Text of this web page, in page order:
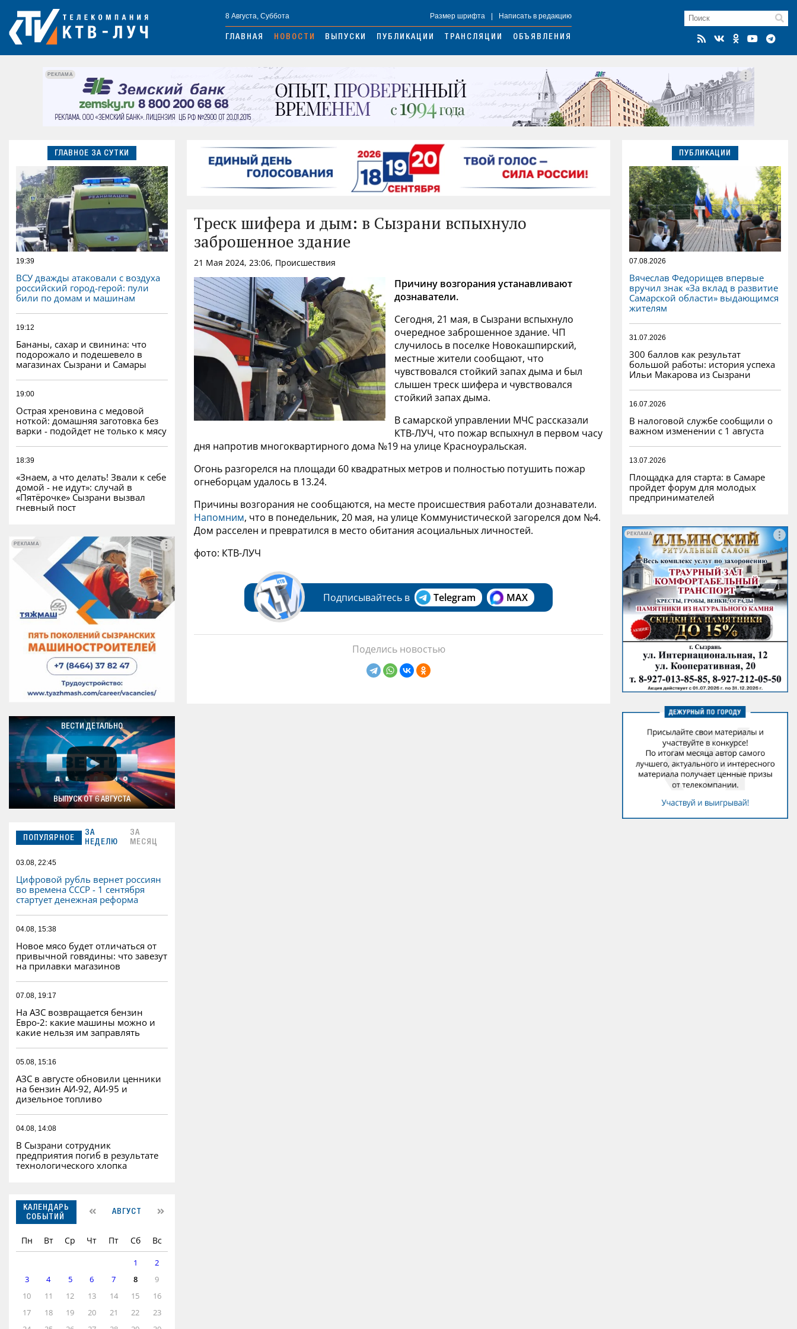
8 Августа, Суббота Размер шрифта Написать в редакцию
ГЛАВНАЯ НОВОСТИ ВЫПУСКИ ПУБЛИКАЦИИ ТРАНСЛЯЦИИ ОБЪЯВЛЕНИЯ
РЕКЛАМА
ГЛАВНОЕ ЗА СУТКИ
19:39
ВСУ дважды атаковали с воздуха
российский город-герой: пули
били по домам и машинам
19:12
Бананы, сахар и свинина: что
подорожало и подешевело в
магазинах Сызрани и Самары
19:00
Острая хреновина с медовой
ноткой: домашняя заготовка без
варки - подойдет не только к мясу
18:39
«Знаем, а что делать! Звали к себе
домой - не идут»: случай в
«Пятёрочке» Сызрани вызвал
гневный пост
РЕКЛАМА РЕКЛАМА
ВЕСТИ ДЕТАЛЬНО
ВЫПУСК ОТ 6 АВГУСТА
ПОПУЛЯРНОЕ
ЗА
НЕДЕЛЮ
ЗА
МЕСЯЦ
03.08, 22:45
Цифровой рубль вернет россиян
во времена СССР - 1 сентября
стартует денежная реформа
04.08, 15:38
Новое мясо будет отличаться от
привычной говядины: что завезут
на прилавки магазинов
07.08, 19:17
На АЗС возвращается бензин
Евро‑2: какие машины можно и
какие нельзя им заправлять
05.08, 15:16
АЗС в августе обновили ценники
на бензин АИ-92, АИ-95 и
дизельное топливо
04.08, 14:08
В Сызрани сотрудник
предприятия погиб в результате
технологического хлопка
КАЛЕНДАРЬ
СОБЫТИЙ
АВГУСТ
Пн Вт Ср Чт Пт Сб Вс
1
2
3
4 5 6 7 8
9
10
11 12 13 14 15
16
17
18 19 20 21 22
23
Треск шифера и дым: в Сызрани вспыхнуло
заброшенное здание
21 Мая 2024, 23:06, Происшествия
Причину возгорания устанавливают
дознаватели.
Сегодня, 21 мая, в Сызрани вспыхнуло
очередное заброшенное здание. ЧП
случилось в поселке Новокашпирский,
местные жители сообщают, что
чувствовался стойкий запах дыма и был
слышен треск шифера и чувствовался
стойкий запах дыма.
В самарской управлении МЧС рассказали
КТВ-ЛУЧ, что пожар вспыхнул в первом часу
дня напротив многоквартирного дома №19 на улице Красноуральская.
Огонь разгорелся на площади 60 квадратных метров и полностью потушить пожар
огнеборцам удалось в 13.24.
Причины возгорания не сообщаются, на месте происшествия работали дознаватели.
Напомним, что в понедельник, 20 мая, на улице Коммунистической загорелся дом №4.
Дом расселен и превратился в место обитания асоциальных личностей.
фото: КТВ-ЛУЧ
Подписывайтесь в Telegram MAX
Поделись новостью
ПУБЛИКАЦИИ
07.08.2026
Вячеслав Федорищев впервые
вручил знак «За вклад в развитие
Самарской области» выдающимся
жителям
31.07.2026
300 баллов как результат
большой работы: история успеха
Ильи Макарова из Сызрани
16.07.2026
В налоговой службе сообщили о
важном изменении с 1 августа
13.07.2026
Площадка для старта: в Самаре
пройдет форум для молодых
предпринимателей
РЕКЛАМА